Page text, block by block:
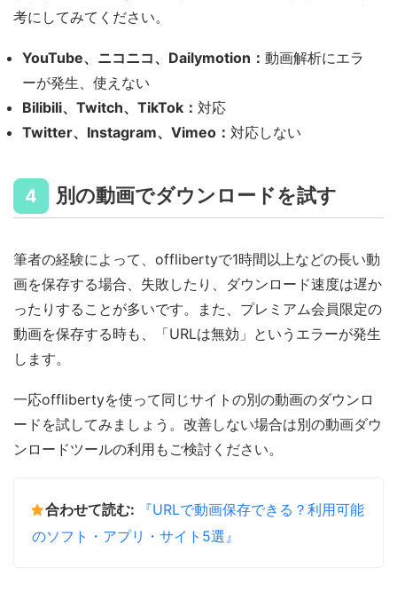
考にしてみてください。
YouTube、ニコニコ、Dailymotion： 動画解析にエラ
ーが発生、使えない
Bilibili、Twitch、TikTok： 対応
Twitter、Instagram、Vimeo： 対応しない
4 別の動画でダウンロードを試す
筆者の経験によって、offlibertyで1時間以上などの長い動
画を保存する場合、失敗したり、ダウンロード速度は遅か
ったりすることが多いです。また、プレミアム会員限定の
動画を保存する時も、「URLは無効」というエラーが発生
します。
一応offlibertyを使って同じサイトの別の動画のダウンロ
ードを試してみましょう。改善しない場合は別の動画ダウ
ンロードツールの利用もご検討ください。
合わせて読む:
『URLで動画保存できる？利用可能
のソフト・アプリ・サイト5選』